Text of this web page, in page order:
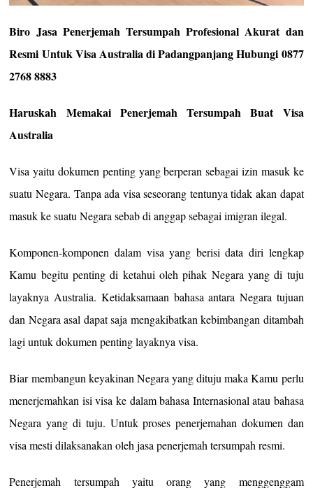
Biro Jasa Penerjemah Tersumpah Profesional Akurat dan
Resmi Untuk Visa Australia di Padangpanjang Hubungi 0877
2768 8883
Haruskah Memakai Penerjemah Tersumpah Buat Visa
Australia
Visa yaitu dokumen penting yang berperan sebagai izin masuk ke
suatu Negara. Tanpa ada visa seseorang tentunya tidak akan dapat
masuk ke suatu Negara sebab di anggap sebagai imigran ilegal.
Komponen-komponen dalam visa yang berisi data diri lengkap
Kamu begitu penting di ketahui oleh pihak Negara yang di tuju
layaknya Australia. Ketidaksamaan bahasa antara Negara tujuan
dan Negara asal dapat saja mengakibatkan kebimbangan ditambah
lagi untuk dokumen penting layaknya visa.
Biar membangun keyakinan Negara yang dituju maka Kamu perlu
menerjemahkan isi visa ke dalam bahasa Internasional atau bahasa
Negara yang di tuju. Untuk proses penerjemahan dokumen dan
visa mesti dilaksanakan oleh jasa penerjemah tersumpah resmi.
Penerjemah tersumpah yaitu orang yang menggenggam